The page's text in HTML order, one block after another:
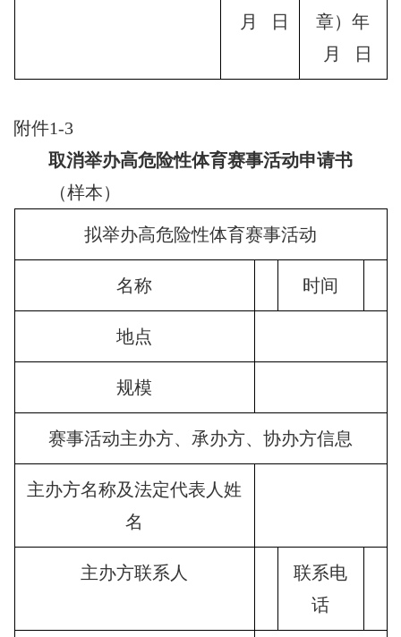
月 日
章）年
月 日
附件1-3
取消举办高危险性体育赛事活动申请书
（样本）
拟举办高危险性体育赛事活动
名称 时间
地点
规模
赛事活动主办方、承办方、协办方信息
主办方名称及法定代表人姓
名
主办方联系人
联系电
话